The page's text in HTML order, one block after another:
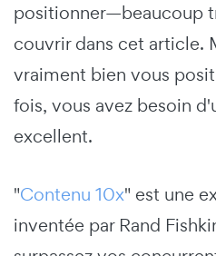
positionner—beaucoup
couvrir dans cet article.
vraiment bien vous
fois, vous avez besoin
excellent.
"Contenu 10x" est une
inventée par Rand